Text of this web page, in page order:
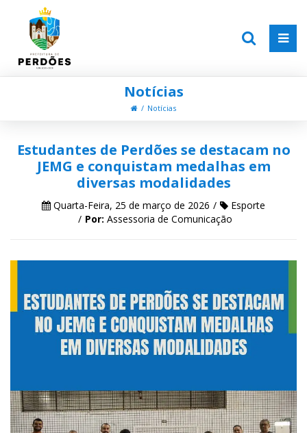
Notícias
Notícias
Estudantes de Perdões se destacam no
JEMG e conquistam medalhas em
diversas modalidades
Quarta-Feira, 25 de março de 2026
Esporte
Por: Assessoria de Comunicação